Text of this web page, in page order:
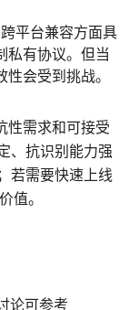
平台兼容方面具
私有协议。但当
会受到挑战。
性需求和可接受
、抗识别能力强
若需要快速上线
值。
论可参考